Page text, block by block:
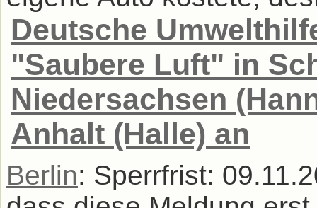
Deutsche
"Saubere Luft" in
Niedersachsen
Anhalt (Halle) an
Berlin: Sperrfrist: